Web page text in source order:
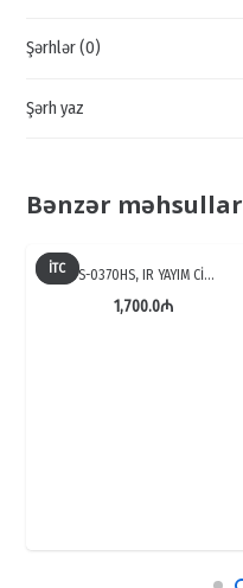
SATIŞI
QİYMƏTİ
Şərhlər (0)
Şərh yaz
Bənzər məhsullar
İTC TS-0370HS, IR YAYIM Cİ…
1,700.0₼